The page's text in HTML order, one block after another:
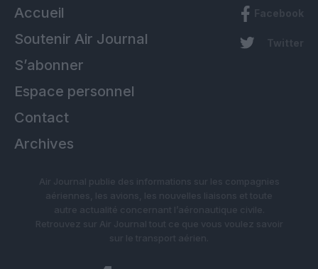
Accueil
Soutenir Air Journal
S’abonner
Espace personnel
Contact
Archives